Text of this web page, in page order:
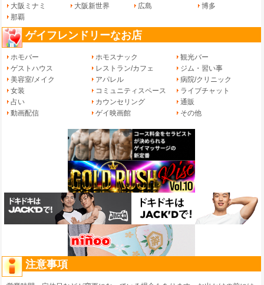
大阪ミナミ
大阪新世界 広島
博多
那覇
ゲイフレンドリーなお店
ホモバー ホモスナック
観光バー
ゲストハウス
レストラン/カフェ
ジム・習い事
美容室/メイク
アパレル
病院/クリニック
女装
コミュニティスペース
ライブチャット
占い
カウンセリング
通販
動画配信
ゲイ映画館 その他
注意事項